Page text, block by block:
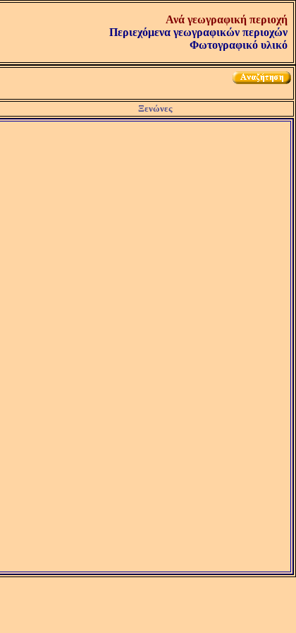
Ανά γεωγραφική περιοχή
Περιεχόμενα γεωγραφικών περιοχών
Φωτογραφικό υλικό
Ξενώνες